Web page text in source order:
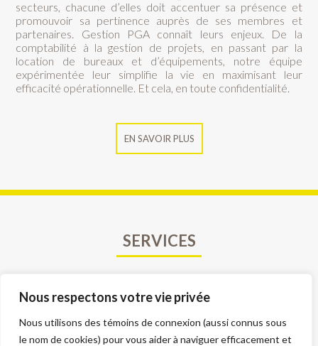
Nous respectons votre vie privée
Nous utilisons des témoins de connexion (aussi connus sous
le nom de cookies) pour vous aider à naviguer efficacement et
secteurs, chacune d’elles doit accentuer sa présence et
promouvoir sa pertinence auprès de ses membres et
partenaires. Gestion PGA connaît leurs enjeux. De la
comptabilité à la gestion de projets, en passant par la
location de bureaux et d’équipements, notre équipe
expérimentée leur simplifie la vie en maximisant leur
efficacité opérationnelle. Et cela, en toute confidentialité.
EN SAVOIR PLUS
SERVICES
[Services]